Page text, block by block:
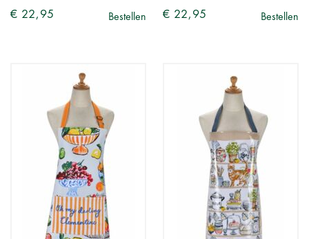
€ 22,95 Bestellen € 22,95 Bestellen